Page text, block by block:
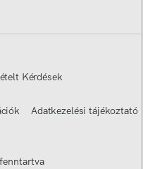
Kérdések
Adatkezelési tájékoztató